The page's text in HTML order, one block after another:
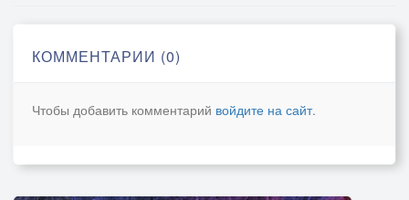
КОММЕНТАРИИ (0)
Чтобы добавить комментарий войдите на сайт.